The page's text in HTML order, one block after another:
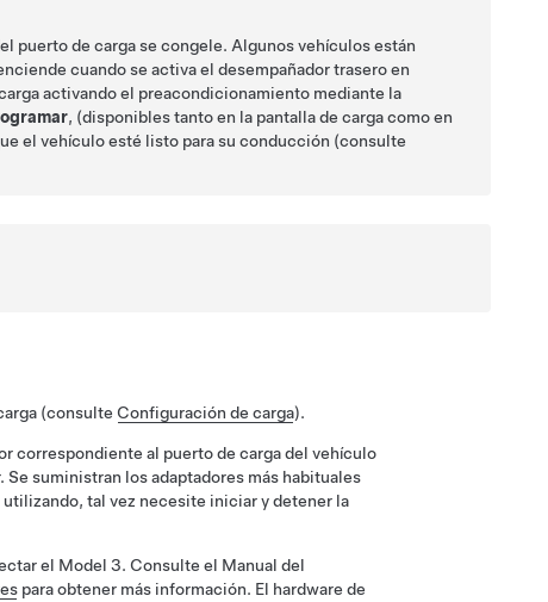
puerto de carga se congele. Algunos vehículos están
cuando se activa el desempañador trasero en
activando el preacondicionamiento mediante la
, (disponibles tanto en la pantalla de carga como en
el vehículo esté listo para su conducción (consulte
(consulte Configuración de carga).
correspondiente al puerto de carga del vehículo
suministran los adaptadores más habituales
tal vez necesite iniciar y detener la
el Model 3. Consulte el Manual del
para obtener más información. El hardware de